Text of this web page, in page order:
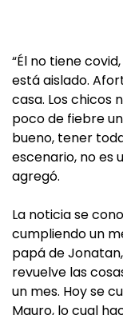
“Él no tiene
está aislado.
casa. Los chicos
poco de fiebre
bueno, tener
escenario, no es
agregó.
La noticia se
cumpliendo un
papá de
revuelve las
un mes. Hoy se
Mauro, lo cual